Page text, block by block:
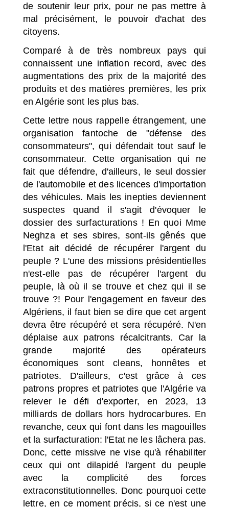
de soutenir leur prix, pour ne pas mettre à
mal précisément, le pouvoir d'achat des
citoyens.
Comparé à de très nombreux pays qui
connaissent une inflation record, avec des
augmentations des prix de la majorité des
produits et des matières premières, les prix
en Algérie sont les plus bas.
Cette lettre nous rappelle étrangement, une
organisation fantoche de "défense des
consommateurs", qui défendait tout sauf le
consommateur. Cette organisation qui ne
fait que défendre, d'ailleurs, le seul dossier
de l'automobile et des licences d'importation
des véhicules. Mais les inepties deviennent
suspectes quand il s'agit d'évoquer le
dossier des surfacturations ! En quoi Mme
Neghza et ses sbires, sont-ils gênés que
l'Etat ait décidé de récupérer l'argent du
peuple ? L'une des missions présidentielles
n'est-elle pas de récupérer l'argent du
peuple, là où il se trouve et chez qui il se
trouve ?! Pour l'engagement en faveur des
Algériens, il faut bien se dire que cet argent
devra être récupéré et sera récupéré. N'en
déplaise aux patrons récalcitrants. Car la
grande majorité des opérateurs
économiques sont cleans, honnêtes et
patriotes. D'ailleurs, c'est grâce à ces
patrons propres et patriotes que l'Algérie va
relever le défi d'exporter, en 2023, 13
milliards de dollars hors hydrocarbures. En
revanche, ceux qui font dans les magouilles
et la surfacturation: l'Etat ne les lâchera pas.
Donc, cette missive ne vise qu'à réhabiliter
ceux qui ont dilapidé l'argent du peuple
avec la complicité des forces
extraconstitutionnelles. Donc pourquoi cette
lettre, en ce moment précis, si ce n'est une